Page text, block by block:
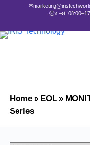
✉
🕘จ.–ศ.
Home»EOL»
Series